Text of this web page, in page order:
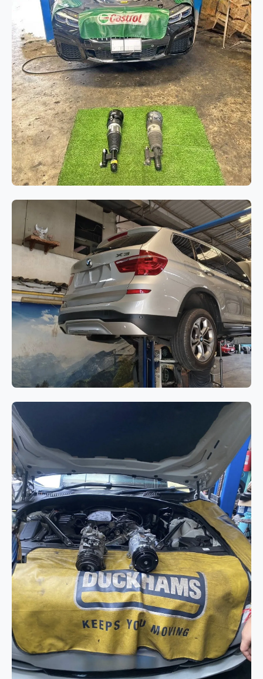
ช่วงล่างและเบรก
BMW Series 7 G12 เปลี่ยนโช๊คอัพถุง
ลมคู่หน้า แก้ไขปัญหาระบบช่วงล่าง
ทรุดและรถมีอาการเอียง
BMW Series 7 G12
เกียร์
BMW X3 F25 ไฟ Drivetrain
Warning แสดงผล พร้อมอาการเสียง
ดังจากระบบขับเคลื่อน 4 ล้อ (xDrive)